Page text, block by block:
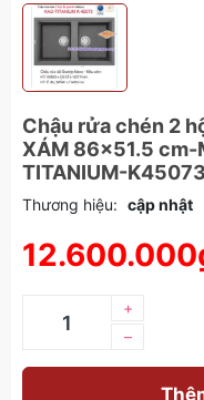
Chậu rửa chén 2
XÁM 86x51.5 cm-
TITANIUM-K45073
Thương hiệu: cập nhật
–
+